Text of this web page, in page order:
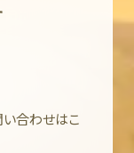
合わせはこ